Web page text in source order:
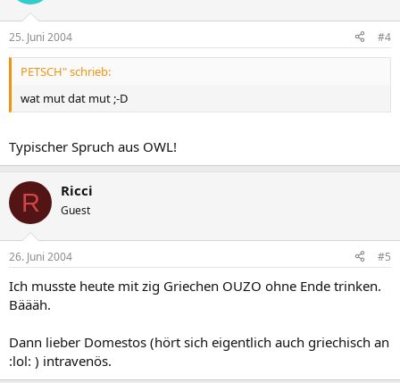
25. Juni 2004 #4
PETSCH" schrieb:
wat mut dat mut ;-D
Typischer Spruch aus OWL!
R Ricci
Guest
26. Juni 2004 #5
Ich musste heute mit zig Griechen OUZO ohne Ende trinken.
Bäääh.
Dann lieber Domestos (hört sich eigentlich auch griechisch an
:lol: ) intravenös.